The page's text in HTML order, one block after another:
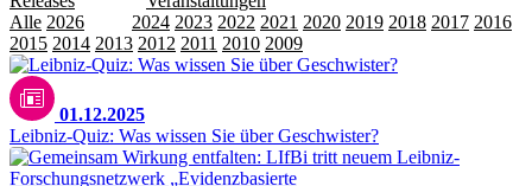
Alle 2026 2024 2023 2022 2021 2020 2019 2018 2017 2016
2015 2014 2013 2012 2011 2010 2009
01.12.2025
Leibniz-Quiz: Was wissen Sie über Geschwister?